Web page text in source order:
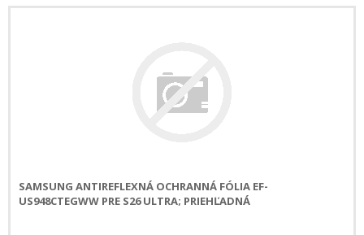
SAMSUNG ANTIREFLEXNÁ OCHRANNÁ FÓLIA EF-
US948CTEGWW PRE S26 ULTRA; PRIEHĽADNÁ